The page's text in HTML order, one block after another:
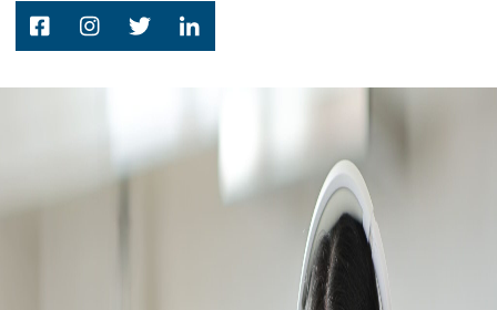
FINANCIAMENTO E BOLSAS
Campi/Unidades